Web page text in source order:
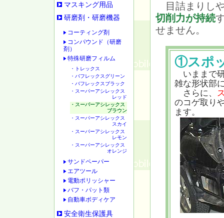
マスキング用品
研磨剤・研磨機器
コーティング剤
コンパウンド（研磨
剤）
特殊研磨フィルム
・トレックス
・バフレックスグリーン
・バフレックスブラック
・スーパーアシレックス
レッド
・スーパーアシレックス
ブラウン
・スーパーアシレックス
スカイ
・スーパーアシレックス
レモン
・スーパーアシレックス
オレンジ
サンドペーパー
エアツール
電動ポリッシャー
バフ・パット類
自動車ボディケア
安全衛生保護具
目詰まりし
切削力が持続
せません。
①スポ
いままで
雑な形状部
さらに、
のコゲ取り
ます。